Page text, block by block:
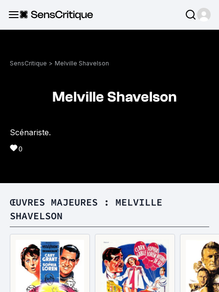
SensCritique > Melville Shavelson
Melville Shavelson
Scénariste.
0
ŒUVRES MAJEURES : MELVILLE
SHAVELSON